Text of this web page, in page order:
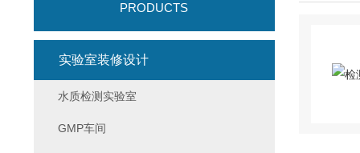
PRODUCTS
实验室装修设计
水质检测实验室
GMP车间